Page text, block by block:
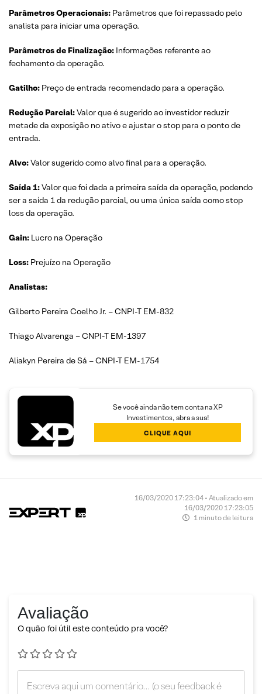
Parâmetros Operacionais: Parâmetros que foi repassado pelo
analista para iniciar uma operação.
Parâmetros de Finalização: Informações referente ao
fechamento da operação.
Gatilho: Preço de entrada recomendado para a operação.
Redução Parcial:Valor que é sugerido ao investidor reduzir
metade da exposição no ativo e ajustar o stop para o ponto de
entrada.
Alvo:Valor sugerido como alvo final para a operação.
Saída 1:Valor que foi dada a primeira saída da operação, podendo
ser a saída 1 da redução parcial, ou uma única saída como stop
loss da operação.
Gain: Lucro na Operação
Loss: Prejuízo na Operação
Analistas:
Gilberto Pereira Coelho Jr. – CNPI-T EM-832
Thiago Alvarenga – CNPI-T EM-1397
Aliakyn Pereira de Sá – CNPI-T EM-1754
Se você ainda não tem conta na XP
Investimentos, abra a sua!
CLIQUE AQUI
16/03/2020 17:23:04 • Atualizado em
16/03/2020 17:23:05
1 minuto de leitura
Avaliação
O quão foi útil este conteúdo pra você?